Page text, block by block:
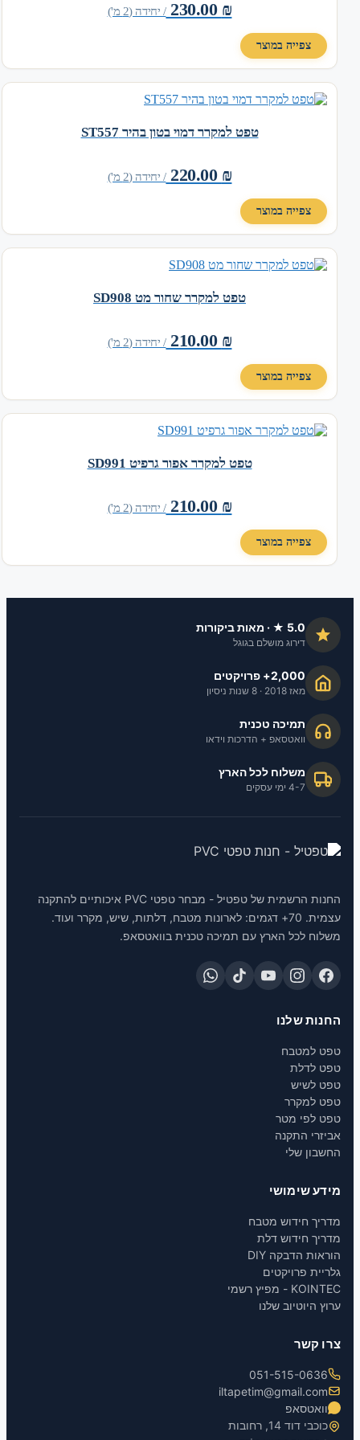
230.00 ₪ / יחידה (2 מ')
צפייה במוצר
טפט למקרר דמוי בטון בהיר ST557
220.00 ₪ / יחידה (2 מ')
צפייה במוצר
טפט למקרר שחור מט SD908
210.00 ₪ / יחידה (2 מ')
צפייה במוצר
טפט למקרר אפור גרפיט SD991
210.00 ₪ / יחידה (2 מ')
צפייה במוצר
5.0 ★ · מאות ביקורות
דירוג מושלם בגוגל
2,000+ פרויקטים
מאז 2018 · 8 שנות ניסיון
תמיכה טכנית
וואטסאפ + הדרכות וידאו
משלוח לכל הארץ
4-7 ימי עסקים
החנות הרשמית של טפטיל - מבחר טפטי PVC איכותיים להתקנה
עצמית. 70+ דגמים: לארונות מטבח, דלתות, שיש, מקרר ועוד.
משלוח לכל הארץ עם תמיכה טכנית בוואטסאפ.
החנות שלנו
טפט למטבח
טפט לדלת
טפט לשיש
טפט למקרר
טפט לפי מטר
אביזרי התקנה
החשבון שלי
מידע שימושי
מדריך חידוש מטבח
מדריך חידוש דלת
הוראות הדבקה DIY
גלריית פרויקטים
KOINTEC - מפיץ רשמי
ערוץ היוטיוב שלנו
צרו קשר
051-515-0636
iltapetim@gmail.com
וואטסאפ
כוכבי דוד 14, רחובות